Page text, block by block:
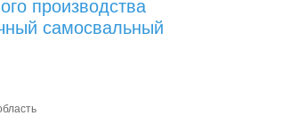
производства
самосвальный